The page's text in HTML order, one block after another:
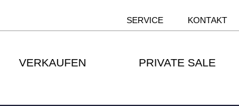
SERVICE KONTAKT
VERKAUFEN PRIVATE SALE